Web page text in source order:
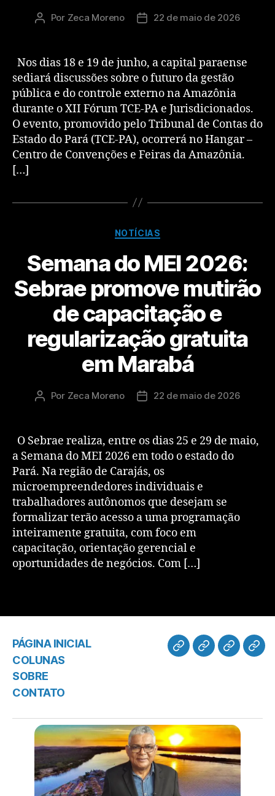
Por Zeca Moreno 22 de maio de 2026
Nos dias 18 e 19 de junho, a capital paraense
sediará discussões sobre o futuro da gestão
pública e do controle externo na Amazônia
durante o XII Fórum TCE-PA e Jurisdicionados.
O evento, promovido pelo Tribunal de Contas do
Estado do Pará (TCE-PA), ocorrerá no Hangar –
Centro de Convenções e Feiras da Amazônia.
[…]
NOTÍCIAS
Semana do MEI 2026:
Sebrae promove mutirão
de capacitação e
regularização gratuita
em Marabá
Por Zeca Moreno 22 de maio de 2026
O Sebrae realiza, entre os dias 25 e 29 de maio,
a Semana do MEI 2026 em todo o estado do
Pará. Na região de Carajás, os
microempreendedores individuais e
trabalhadores autônomos que desejam se
formalizar terão acesso a uma programação
inteiramente gratuita, com foco em
capacitação, orientação gerencial e
oportunidades de negócios. Com […]
PÁGINA INICIAL
COLUNAS
SOBRE
CONTATO